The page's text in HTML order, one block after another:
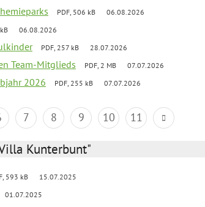
PDF, 506 kB 06.08.2026
06.08.2026
PDF, 257 kB 28.07.2026
Team-Mitglieds PDF, 2 MB 07.07.2026
2026 PDF, 255 kB 07.07.2026
7 8 9 10 11
Kunterbunt"
593 kB 15.07.2025
01.07.2025